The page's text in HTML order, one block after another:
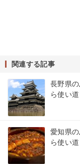
関連する記事
長野県
ら使い
愛知県
ら使い